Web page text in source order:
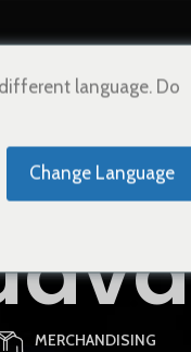
MERCHANDISING
language. Do
Change Language